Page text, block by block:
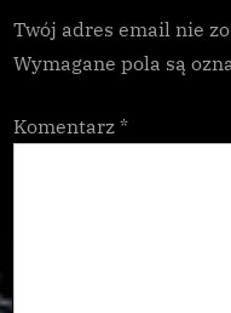
Twój adres email nie
Wymagane pola są
Komentarz *